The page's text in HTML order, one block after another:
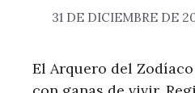
31 DE DICIEMBRE DE
El Arquero del